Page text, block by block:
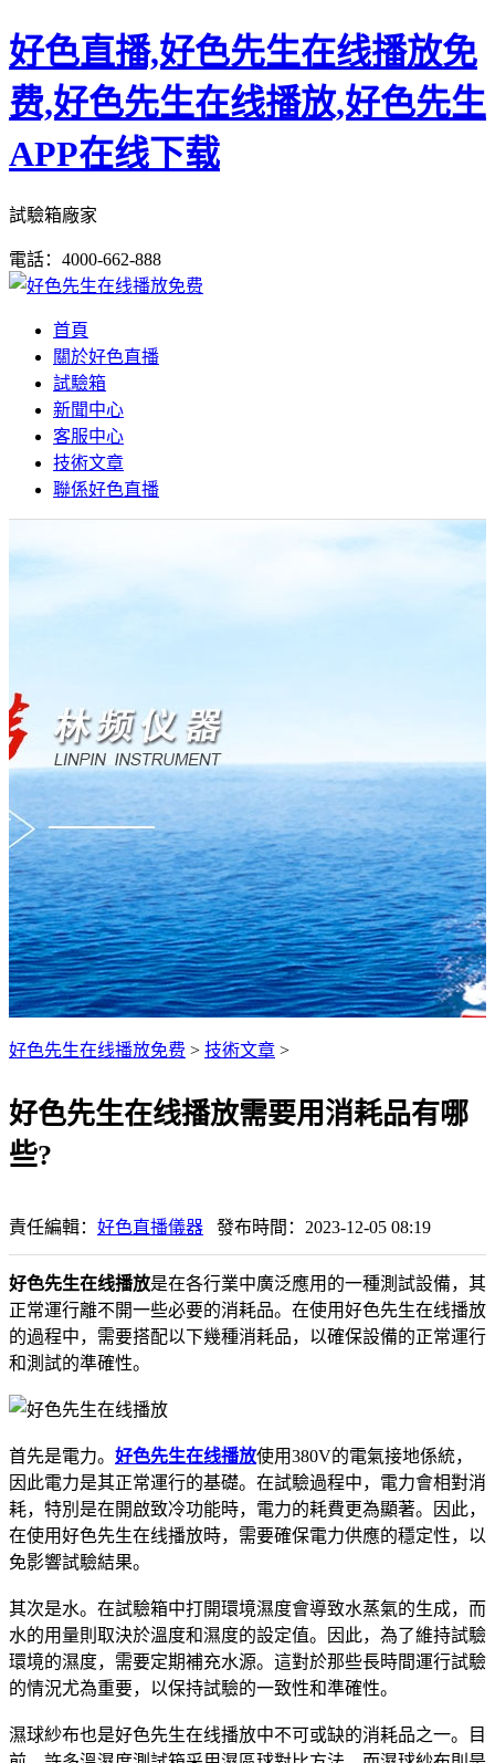
好色直播,好色先生在线播放免
费,好色先生在线播放,好色先生
APP在线下载
試驗箱廠家
電話：4000-662-888
首頁
關於好色直播
試驗箱
新聞中心
客服中心
技術文章
聯係好色直播
好色先生在线播放免费 > 技術文章 >
好色先生在线播放需要用消耗品有哪
些?
責任編輯： 好色直播儀器 發布時間：2023-12-05 08:19
好色先生在线播放是在各行業中廣泛應用的一種測試設備，其
正常運行離不開一些必要的消耗品。在使用好色先生在线播放
的過程中，需要搭配以下幾種消耗品，以確保設備的正常運行
和測試的準確性。
首先是電力。 好色先生在线播放使用380V的電氣接地係統，
因此電力是其正常運行的基礎。在試驗過程中，電力會相對消
耗，特別是在開啟致冷功能時，電力的耗費更為顯著。因此，
在使用好色先生在线播放時，需要確保電力供應的穩定性，以
免影響試驗結果。
其次是水。在試驗箱中打開環境濕度會導致水蒸氣的生成，而
水的用量則取決於溫度和濕度的設定值。因此，為了維持試驗
環境的濕度，需要定期補充水源。這對於那些長時間運行試驗
的情況尤為重要，以保持試驗的一致性和準確性。
濕球紗布也是好色先生在线播放中不可或缺的消耗品之一。目